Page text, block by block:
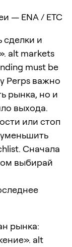
— ENA / ETC
сделки и
alt markets
must be
Perps важно
рынка, но и
выхода.
или стоп
Сначала
выбирай
рынка:
alt